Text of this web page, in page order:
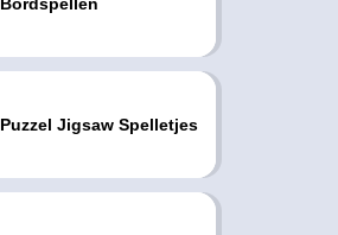
Puzzel Jigsaw Spelletjes